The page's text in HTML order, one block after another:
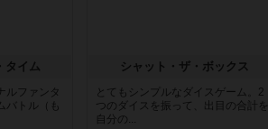
タイム
ルファンタ
バトル（も
シャット・ザ・ボックス
とてもシンプルなダイスゲーム。2
つのダイスを振って、出目の合計を
自分の...